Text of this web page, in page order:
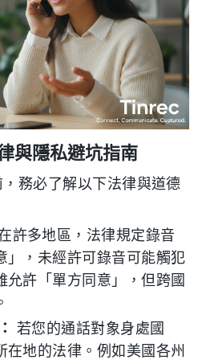
與隱私避坑指南
務必了解以下法律與道德
許多地區，法律規定錄音
」，未經許可錄音可能觸犯
允許「單方同意」，但跨國
若您的通話對象身處國
在地的法律。例如美國各州